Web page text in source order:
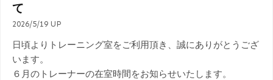
て
2026/5/19 UP
日頃よりトレーニング室をご利用頂き、誠にありがとうござ
います。
６月のトレーナーの在室時間をお知らせいたします。